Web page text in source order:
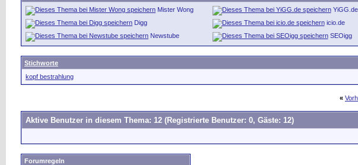
Mister Wong
YiGG.de
Digg
icio.de
Newstube
SEOigg
Stichworte
kopf bestrahlung
«
Aktive Benutzer in diesem Thema: 12 (Registrierte Benutzer: 0, Gäste: 12)
Forumregeln